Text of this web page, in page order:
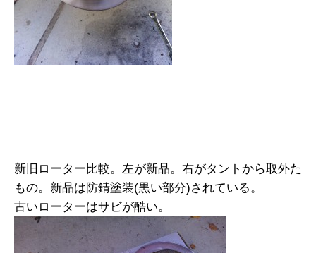
新旧ローター比較。左が新品。右がタントから取外た
もの。新品は防錆塗装(黒い部分)されている。
古いローターはサビが酷い。